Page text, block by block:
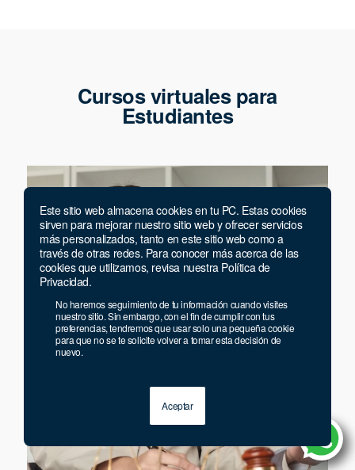
Este sitio web almacena cookies en tu PC. Estas cookies
sirven para mejorar nuestro sitio web y ofrecer servicios
más personalizados, tanto en este sitio web como a
través de otras redes. Para conocer más acerca de las
cookies que utilizamos, revisa nuestra Política de
Privacidad.
No haremos seguimiento de tu información cuando visites
nuestro sitio. Sin embargo, con el fin de cumplir con tus
preferencias, tendremos que usar solo una pequeña cookie
para que no se te solicite volver a tomar esta decisión de
nuevo.
Aceptar
Cursos virtuales para
Estudiantes